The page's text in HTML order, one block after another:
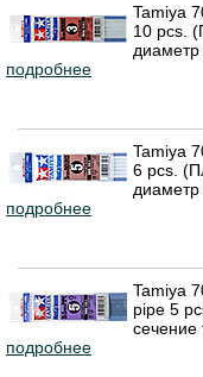
Tamiya
10 pcs.
подробнее
Tamiya
6 pcs.
подробнее
Tamiya
pipe 5
сечение
подробнее